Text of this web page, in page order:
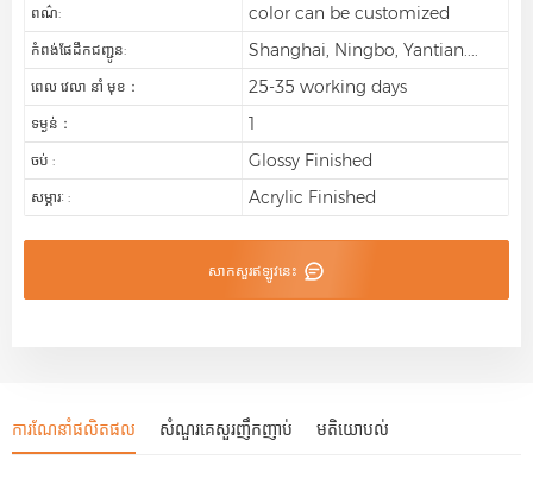
ពណ៌: color can be customized
កំពង់ផែដឹកជញ្ជូន: Shanghai, Ningbo, Yantian....
ពេល វេលា នាំ មុខ： 25-35 working days
ទម្ងន់： 1
ចប់ : Glossy Finished
សម្ភារៈ : Acrylic Finished
សាកសួរឥឡូវនេះ
ការណែនាំផលិតផល សំណួរគេសួរញឹកញាប់ មតិយោបល់